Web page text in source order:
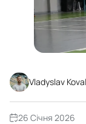
Vladyslav
26 Січня 2026